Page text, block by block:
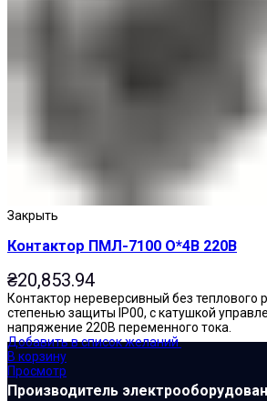
Закрыть
Контактор ПМЛ-7100 О*4В 220В
₴20,853.94
Контактор нереверсивный без теплового
степенью защиты IP00, с катушкой
напряжение 220В переменного тока.
Добавить в список желаний
В корзину
Просмотр
Производитель